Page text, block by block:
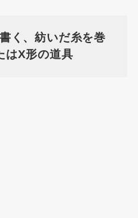
く、紡いだ糸を巻
はX形の道具